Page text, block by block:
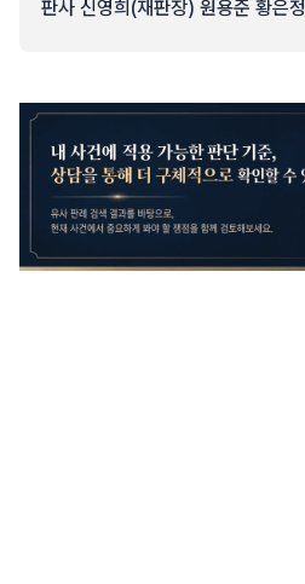
판사 신영희(재판장) 원용준 황은정